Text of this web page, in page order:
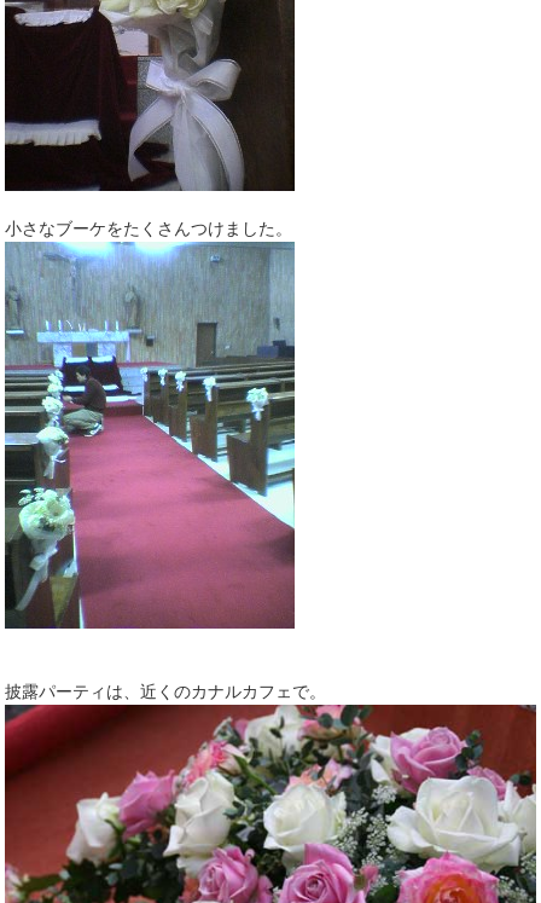
小さなブーケをたくさんつけました。
披露パーティは、近くのカナルカフェで。